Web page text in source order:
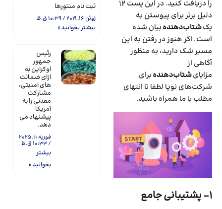
ثبت نام منتورها
ژوئن 16, 2021 10:39 ق.ظ
بیشتر بخوانید »
رئیس
جمهور
اوکراین به
ازای ضمانت
های امنیتی،
مشارکت
معدنی را به
آمریکا
پیشنهاد می
دهد.
فوریه 11, 2025
10:33 ق.ظ
بیشتر
بخوانید »
را دریافت کنید. در این پست ۱۲
دلیل برتر برای پیوستن به
یکشتاب‌دهندهبیان شده
است. اگر هنوز در رفتن به این
مسیر شک دارید، به منظور
آگاهی از
مزایایشتاب‌دهندهبرای
شرکت‌های نوپا لطفا تا انتهای
مطلب با ما همراه باشید.
۱- پشتیبانی جامع